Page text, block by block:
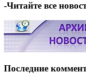
-Читайте все
Последние